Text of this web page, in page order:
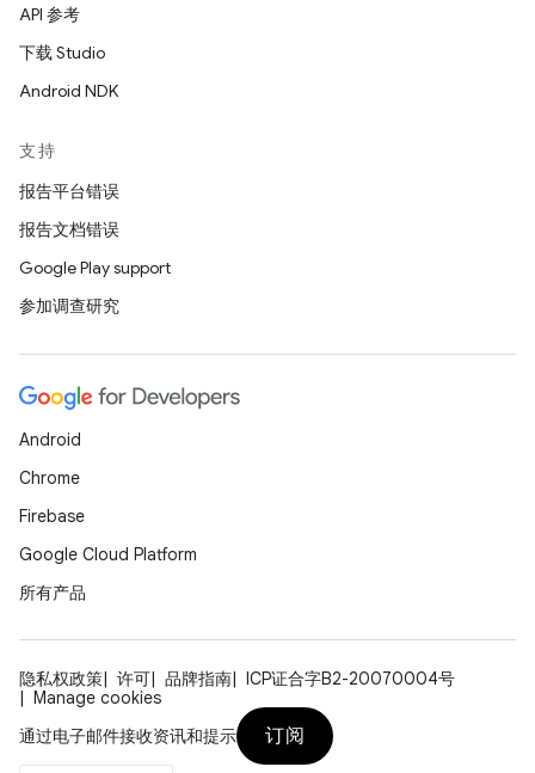
API 参考
下载 Studio
Android NDK
支持
报告平台错误
报告文档错误
Google Play support
参加调查研究
Android
Chrome
Firebase
Google Cloud Platform
所有产品
隐私权政策 许可 品牌指南
ICP证合字B2-20070004号
Manage cookies
通过电子邮件接收资讯和提示
订阅